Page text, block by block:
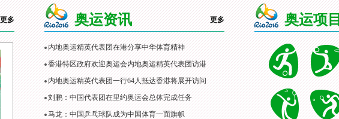
更多 奥运资讯 更多
内地奥运精英代表团在港分享中华体育精神
香港特区政府欢迎奥运会内地奥运精英代表团访港
内地奥运精英代表团一行64人抵达香港将展开访问
刘鹏：中国代表团在里约奥运会总体完成任务
马龙：中国乒乓球队成为中国体育一面旗帜
奥运项目